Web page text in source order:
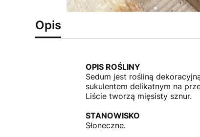
Opis
OPIS ROŚLINY
Sedum jest rośliną
sukulentem delikatnym na
Liście tworzą mięsisty sznur.
STANOWISKO
Słoneczne.